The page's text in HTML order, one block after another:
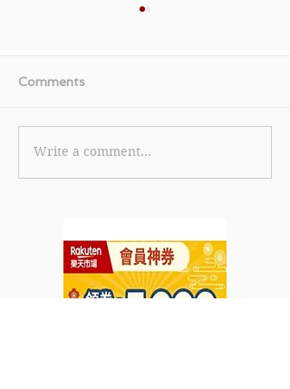
《Cath Kidston 優惠》-
全場貨品低至5折買2件額
$1,200再減$250 (優惠至
2025年8月31日)
Comments
Write a comment...